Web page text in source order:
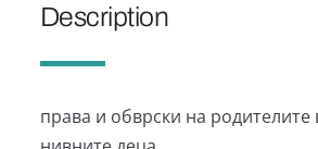
Description
права и обврски на родителите